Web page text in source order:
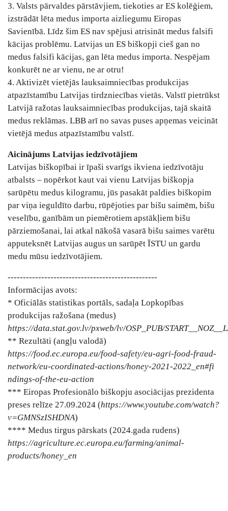
3. Valsts pārvaldes pārstāvjiem, tiekoties ar ES kolēģiem,
izstrādāt lēta medus importa aizliegumu Eiropas
Savienībā. Līdz šim ES nav spējusi atrisināt medus falsifi
kācijas problēmu. Latvijas un ES biškopji cieš gan no
medus falsifi kācijas, gan lēta medus importa. Nespējam
konkurēt ne ar vienu, ne ar otru!
4. Aktivizēt vietējās lauksaimniecības produkcijas
atpazīstamību Latvijas tirdzniecības vietās. Valstī pietrūkst
Latvijā ražotas lauksaimniecības produkcijas, tajā skaitā
medus reklāmas. LBB arī no savas puses apņemas veicināt
vietējā medus atpazīstamību valstī.
Aicinājums Latvijas iedzīvotājiem
Latvijas biškopībai ir īpaši svarīgs ikviena iedzīvotāju
atbalsts ‒ nopērkot kaut vai vienu Latvijas biškopja
sarūpētu medus kilogramu, jūs pasakāt paldies biškopim
par viņa ieguldīto darbu, rūpējoties par bišu saimēm, bišu
veselību, ganībām un piemērotiem apstākļiem bišu
pārziemošanai, lai atkal nākošā vasarā bišu saimes varētu
apputeksnēt Latvijas augus un sarūpēt ĪSTU un gardu
medu mūsu iedzīvotājiem.
-------------------------------------------------
Informācijas avots:
* Oficiālās statistikas portāls, sadaļa Lopkopības
produkcijas ražošana (medus)
https://data.stat.gov.lv/pxweb/lv/OSP_PUB/
** Rezultāti (angļu valodā)
https://food.ec.europa.eu/food-safety/eu-agri-food-fraud-
network/eu-coordinated-actions/honey-2021-2022_en#fi
ndings-of-the-eu-action
*** Eiropas Profesionālo biškopju asociācijas prezidenta
preses relīze 27.09.2024 (https://www.youtube.com/watch?
v=GMNSzISHDNA)
**** Medus tirgus pārskats (2024.gada rudens)
https://agriculture.ec.europa.eu/farming/animal-
products/honey_en